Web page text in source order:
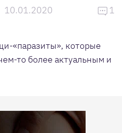
10.01.2020 1
«паразиты», которые
то более актуальным и